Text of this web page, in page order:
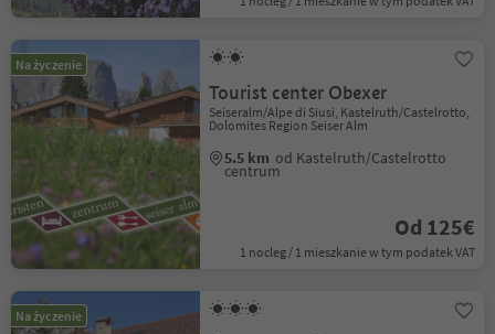
Na życzenie
Tourist center Obexer
Seiseralm/Alpe di Siusi, Kastelruth/Castelrotto,
Dolomites Region Seiser Alm
5.5 km od Kastelruth/Castelrotto
centrum
Od 125€
1 nocleg / 1 mieszkanie w tym podatek VAT
Na życzenie